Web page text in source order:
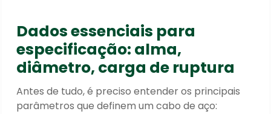
Dados essenciais para
especificação: alma,
diâmetro, carga de ruptura
Antes de tudo, é preciso entender os principais
parâmetros que definem um cabo de aço: